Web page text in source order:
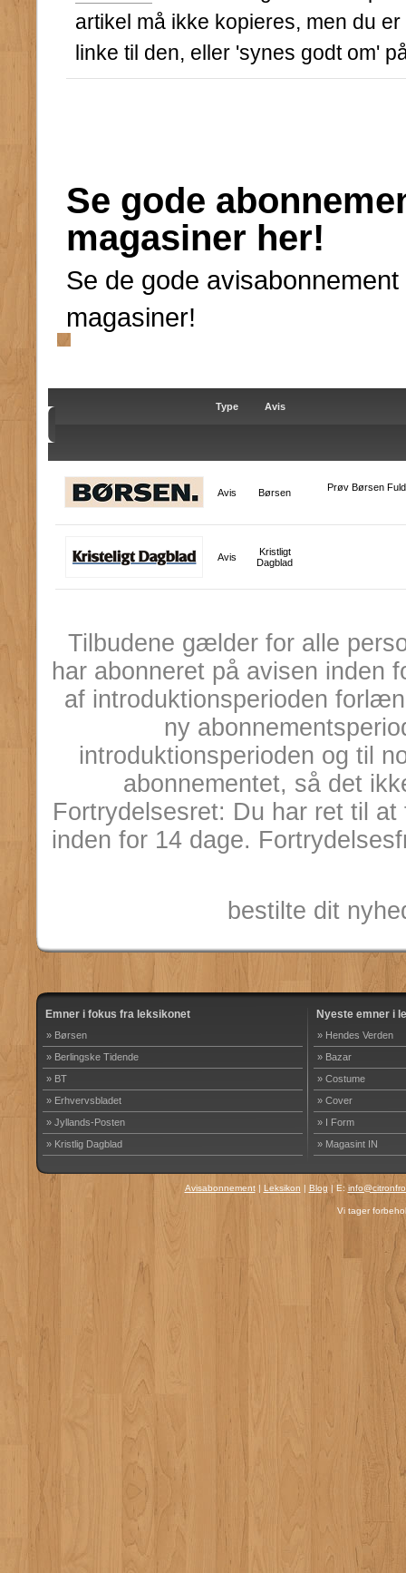
artikel må ikke kopieres, men du
linke til den, eller 'synes godt om'
Se gode
magasiner her!
Se de gode
magasiner!
Type Avis
Avis Børsen Prøv Børsen
Avis
Kristligt
Dagblad
Tilbudene gælder for alle
har abonneret på avisen inden
af introduktionsperioden
ny
introduktionsperioden og til
abonnementet, så det
Fortrydelsesret: Du har ret til
inden for 14 dage.
bestilte dit
Emner i fokus fra leksikonet
» Børsen
» Berlingske Tidende
» BT
» Erhvervsbladet
» Jyllands-Posten
» Kristlig Dagblad
Nyeste emner i
» Hendes Verden
» Bazar
» Costume
» Cover
» I Form
» Magasint IN
Avisabonnement| Leksikon | Blog | E:
Vi tager